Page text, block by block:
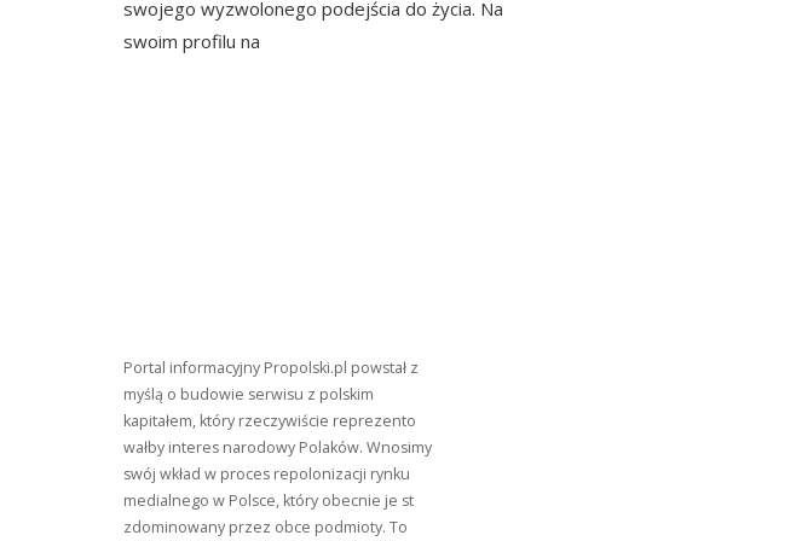
swojego wyzwolonego podejścia do życia. Na
swoim profilu na
Portal informacyjny Propolski.pl powstał z
myślą o budowie serwisu z polskim
kapitałem, który rzeczywiście reprezento
wałby interes narodowy Polaków. Wnosimy
swój wkład w proces repolonizacji rynku
medialnego w Polsce, który obecnie je st
zdominowany przez obce podmioty. To